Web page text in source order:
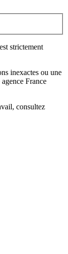
strictement
inexactes ou une
France
, consultez